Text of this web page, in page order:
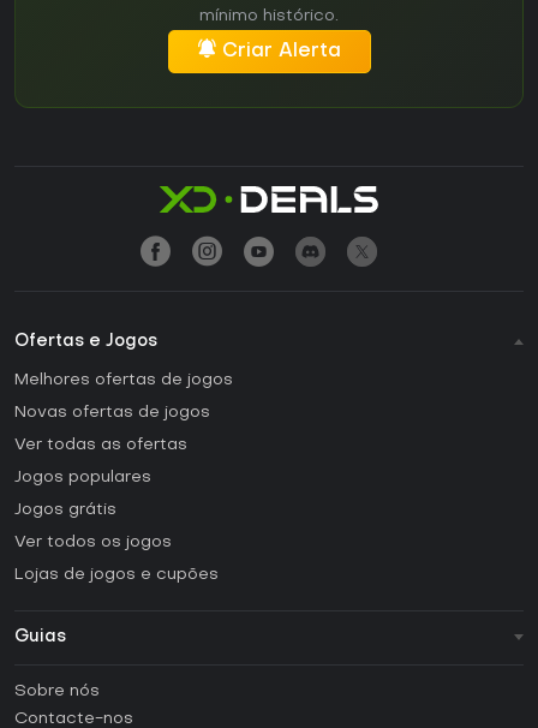
mínimo histórico.
Criar Alerta
Ofertas e Jogos
Melhores ofertas de jogos
Novas ofertas de jogos
Ver todas as ofertas
Jogos populares
Jogos grátis
Ver todos os jogos
Lojas de jogos e cupões
Guias
Sobre nós
Contacte-nos